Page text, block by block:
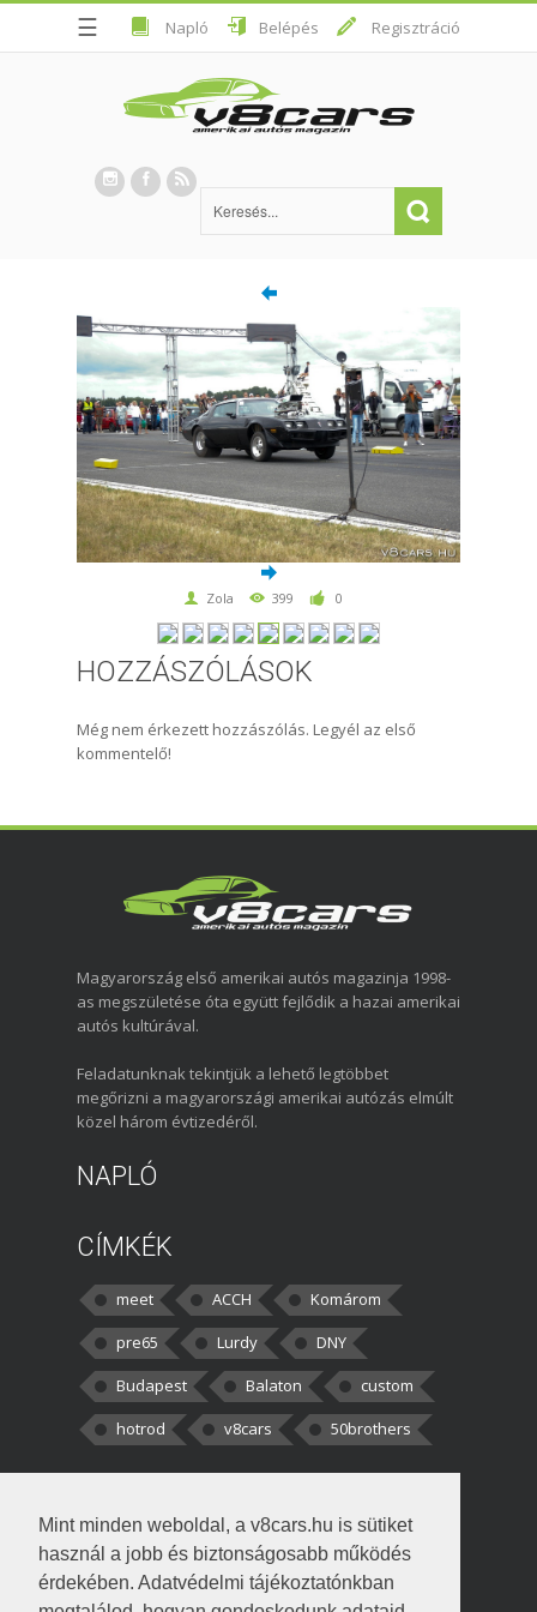
Mint minden weboldal, a v8cars.hu is sütiket
használ a jobb és biztonságosabb működés
érdekében. Adatvédelmi tájékoztatónkban
☰ Napló Belépés Regisztráció
Zola 399 0
HOZZÁSZÓLÁSOK
Még nem érkezett hozzászólás. Legyél az első
kommentelő!
Magyarország első amerikai autós magazinja 1998-
as megszületése óta együtt fejlődik a hazai amerikai
autós kultúrával.
Feladatunknak tekintjük a lehető legtöbbet
megőrizni a magyarországi amerikai autózás elmúlt
közel három évtizedéről.
NAPLÓ
CÍMKÉK
meet ACCH
Komárom
pre65
Lurdy
DNY
Budapest
Balaton
custom
hotrod
v8cars 50brothers
kortisz:Elszúrtam! Én csak két
darabbaal számoltam. Nem tudtam, hogy fél autót,